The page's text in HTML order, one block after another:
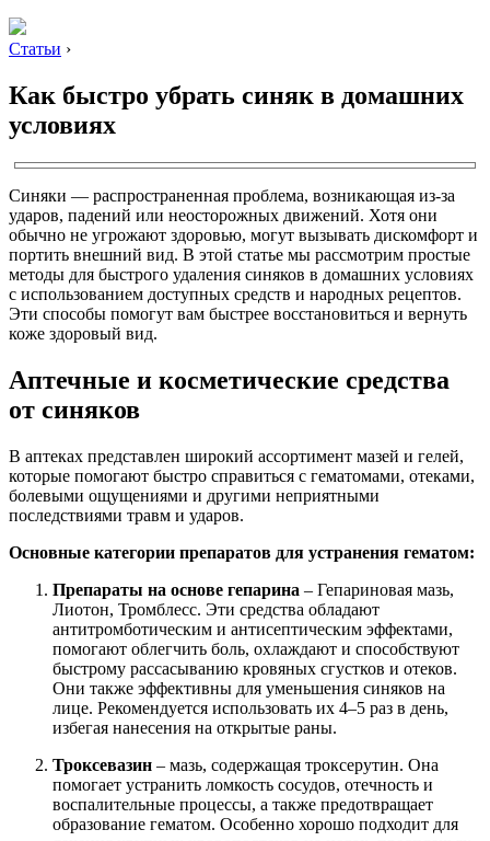
Статьи ›
Как быстро убрать синяк в домашних
условиях
Синяки — распространенная проблема, возникающая из-за
ударов, падений или неосторожных движений. Хотя они
обычно не угрожают здоровью, могут вызывать дискомфорт и
портить внешний вид. В этой статье мы рассмотрим простые
методы для быстрого удаления синяков в домашних условиях
с использованием доступных средств и народных рецептов.
Эти способы помогут вам быстрее восстановиться и вернуть
коже здоровый вид.
Аптечные и косметические средства
от синяков
В аптеках представлен широкий ассортимент мазей и гелей,
которые помогают быстро справиться с гематомами, отеками,
болевыми ощущениями и другими неприятными
последствиями травм и ударов.
Основные категории препаратов для устранения гематом:
Препараты на основе гепарина – Гепариновая мазь,
Лиотон, Тромблесс. Эти средства обладают
антитромботическим и антисептическим эффектами,
помогают облегчить боль, охлаждают и способствуют
быстрому рассасыванию кровяных сгустков и отеков.
Они также эффективны для уменьшения синяков на
лице. Рекомендуется использовать их 4–5 раз в день,
избегая нанесения на открытые раны.
Троксевазин – мазь, содержащая троксерутин. Она
помогает устранить ломкость сосудов, отечность и
воспалительные процессы, а также предотвращает
образование гематом. Особенно хорошо подходит для